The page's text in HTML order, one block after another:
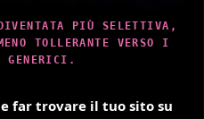
PIÙ SELETTIVA,
TOLLERANTE VERSO I
GENERICI.
far trovare il tuo sito su